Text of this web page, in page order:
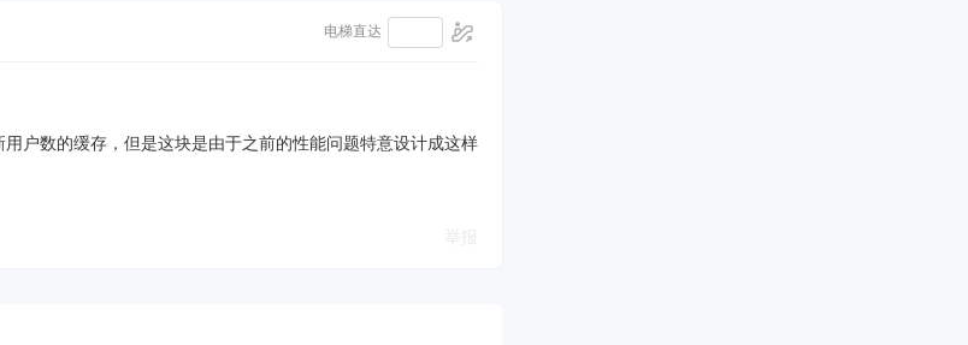
电梯直达
户数的缓存，但是这块是由于之前的性能问题特意设计成这样